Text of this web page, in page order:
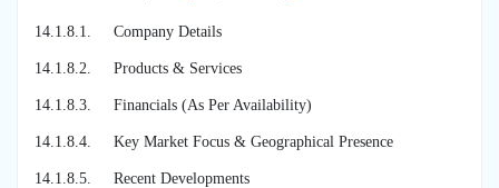
14.1.8.1. Company Details
14.1.8.2. Products & Services
14.1.8.3. Financials (As Per Availability)
14.1.8.4. Key Market Focus & Geographical Presence
14.1.8.5. Recent Developments